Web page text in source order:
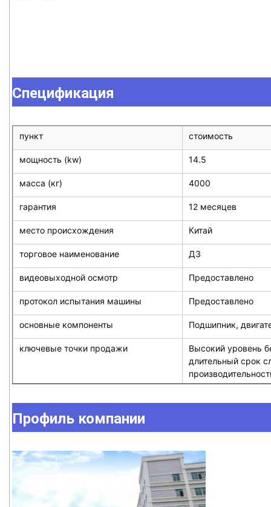
Спецификация
пункт стоимость
мощность (kw) 14.5
масса (кг) 4000
гарантия 12 месяцев
место происхождения Китай
торговое наименование ДЗ
видеовыходной осмотр Предоставлено
протокол испытания машины Предоставлено
основные компоненты Подшипник,
ключевые точки продажи
Высокий уровень
длительный срок
Профиль компании